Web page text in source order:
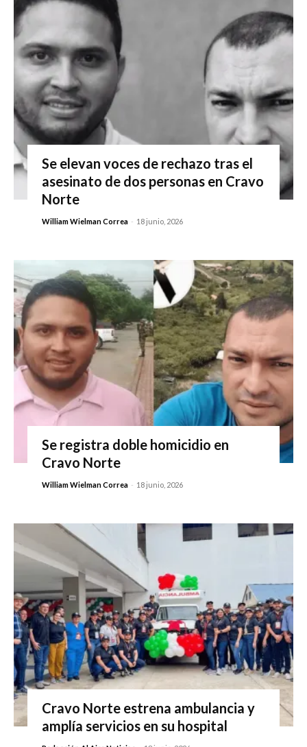
Se elevan voces de rechazo tras el
asesinato de dos personas en Cravo
Norte
William Wielman Correa - 18 junio, 2026
Se registra doble homicidio en
Cravo Norte
William Wielman Correa - 18 junio, 2026
Cravo Norte estrena ambulancia y
amplía servicios en su hospital